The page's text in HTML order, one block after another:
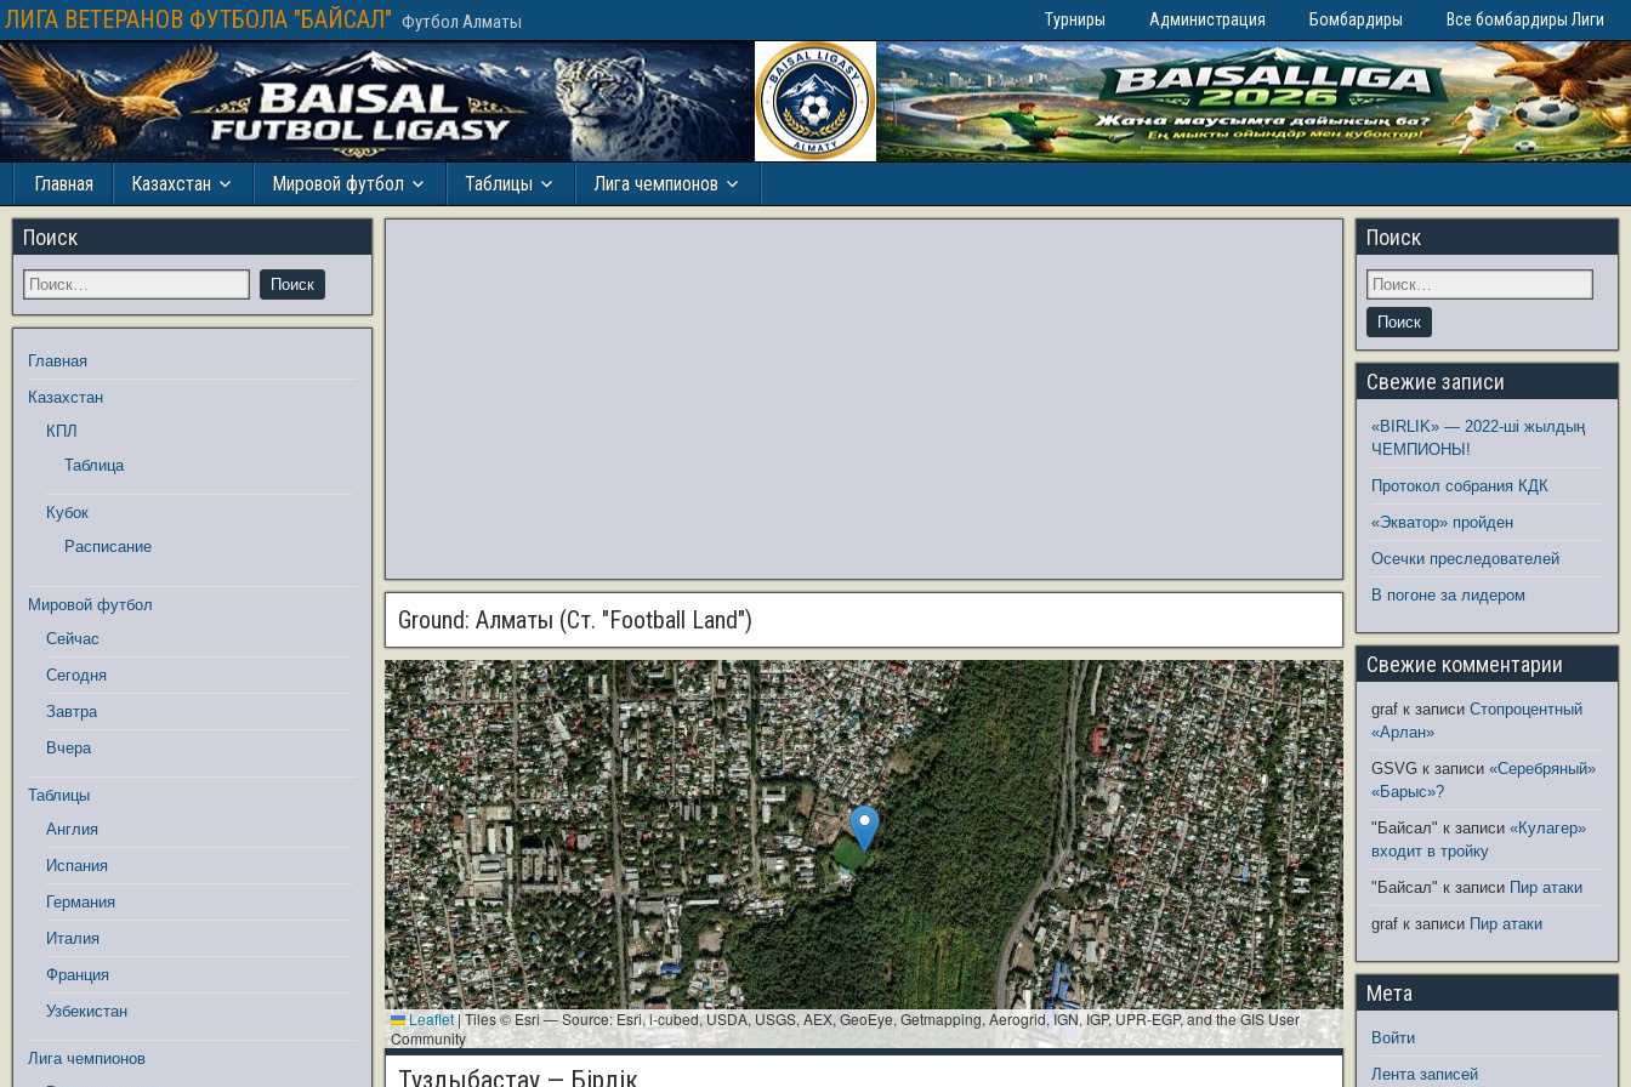
ЛИГА ВЕТЕРАНОВ ФУТБОЛА "БАЙСАЛ" Футбол Алматы Турниры Администрация Бомбардиры Все бомбардиры Лиги
Главная Казахстан Мировой футбол Таблицы Лига чемпионов
Ground: Алматы (Ст. "Football Land")
Leaflet| Tiles © Esri — Source: Esri, i-cubed, USDA, USGS, AEX, GeoEye, Getmapping, Aerogrid, IGN, IGP, UPR-EGP, and the GIS User
Community
Туздыбастау — Бiрлiк
Поиск
Главная
Казахстан
КПЛ
Таблица
Кубок
Расписание
Мировой футбол
Сейчас
Сегодня
Завтра
Вчера
Таблицы
Англия
Испания
Германия
Италия
Франция
Узбекистан
Лига чемпионов
Поиск
Свежие записи
«BIRLIK» — 2022-ші жылдың
ЧЕМПИОНЫ!
Протокол собрания КДК
«Экватор» пройден
Осечки преследователей
В погоне за лидером
Свежие комментарии
graf к записиСтопроцентный
«Арлан»
GSVG к записи«Серебряный»
«Барыс»?
"Байсал" к записи«Кулагер»
входит в тройку
"Байсал" к записи Пир атаки
graf к записи Пир атаки
Мета
Войти
Лента записей